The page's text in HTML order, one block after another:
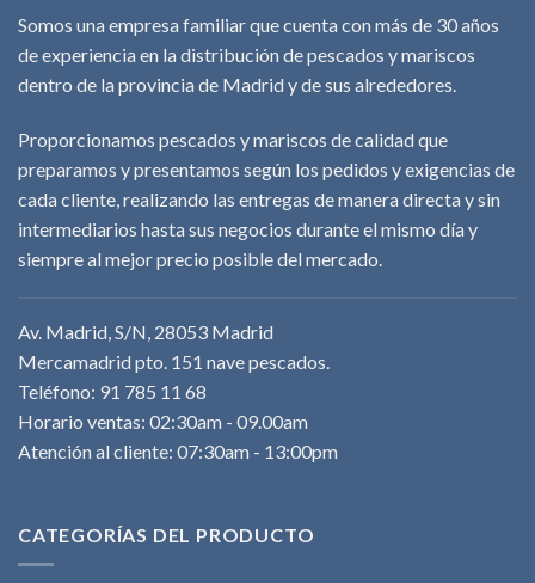
Somos una empresa familiar que cuenta con más de 30 años
de experiencia en la distribución de pescados y mariscos
dentro de la provincia de Madrid y de sus alrededores.
Proporcionamos pescados y mariscos de calidad que
preparamos y presentamos según los pedidos y exigencias de
cada cliente, realizando las entregas de manera directa y sin
intermediarios hasta sus negocios durante el mismo día y
siempre al mejor precio posible del mercado.
Av. Madrid, S/N, 28053 Madrid
Mercamadrid pto. 151 nave pescados.
Teléfono: 91 785 11 68
Horario ventas: 02:30am - 09.00am
Atención al cliente: 07:30am - 13:00pm
CATEGORÍAS DEL PRODUCTO